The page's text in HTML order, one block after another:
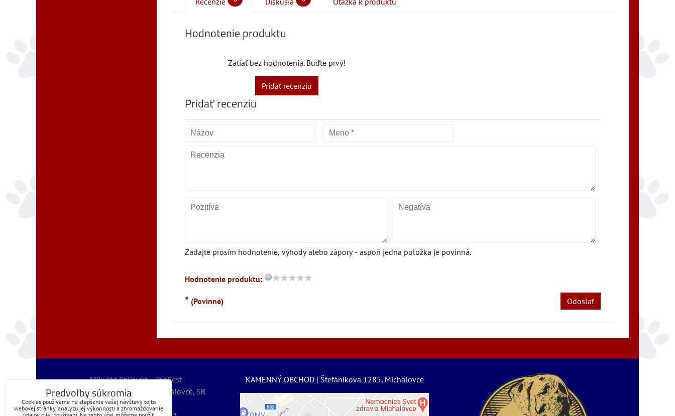
Hodnotenie produktu
Zatiaľ bez hodnotenia. Buďte prvý!
Pridať recenziu
Pridať recenziu
Zadajte prosím hodnotenie, výhody alebo zápory - aspoň jedna položka je povinná.
Hodnotenie produktu:
* (Povinné) Odoslať
Mikuláš Polievka - ZooBest
Severná 5789/32, 07101 Michalovce, SR
IČO: 56067127
KAMENNÝ OBCHOD | Štefánikova 1285, Michalovce
Predvoľby súkromia
Cookies používame na zlepšenie vašej návštevy tejto
webovej stránky, analýzu jej výkonnosti a zhromažďovanie